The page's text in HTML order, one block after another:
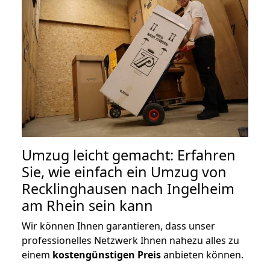
Umzug leicht gemacht: Erfahren
Sie, wie einfach ein Umzug von
Recklinghausen nach Ingelheim
am Rhein sein kann
Wir können Ihnen garantieren, dass unser
professionelles Netzwerk Ihnen nahezu alles zu
einem kostengünstigen Preisanbieten können.